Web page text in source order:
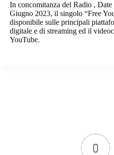
In concomitanza del Radio ,
Giugno 2023, il singolo “Free
disponibile sulle principali
digitale e di streaming ed il
YouTube.
0